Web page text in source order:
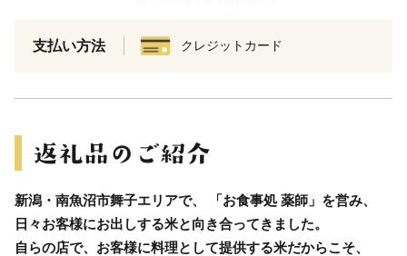
支払い方法 クレジットカード
新潟・南魚沼市舞子エリアで、 「お食事処 薬師」を営み、
日々お客様にお出しする米と向き合ってきました。
自らの店で、お客様に料理として提供する米だからこそ、